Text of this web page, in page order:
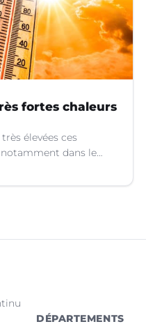
fortes chaleurs
élevées ces
dans le
DÉPARTEMENTS